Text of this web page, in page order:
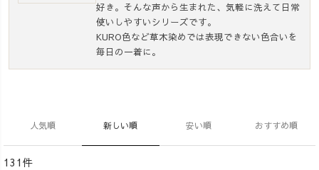
好き。そんな声から生まれた、気軽に洗えて日常
使いしやすいシリーズです。
KURO色など草木染めでは表現できない色合いを
毎日の一着に。
人気順 新しい順 安い順 おすすめ順
131件